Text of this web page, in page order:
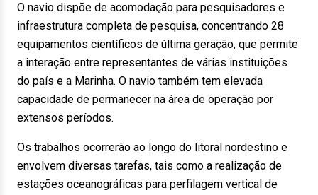
O navio dispõe de acomodação para pesquisadores e
infraestrutura completa de pesquisa, concentrando 28
equipamentos científicos de última geração, que permite
a interação entre representantes de várias instituições
do país e a Marinha. O navio também tem elevada
capacidade de permanecer na área de operação por
extensos períodos.
Os trabalhos ocorrerão ao longo do litoral nordestino e
envolvem diversas tarefas, tais como a realização de
estações oceanográficas para perfilagem vertical de